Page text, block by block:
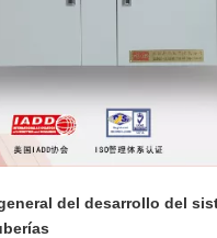
del desarrollo del